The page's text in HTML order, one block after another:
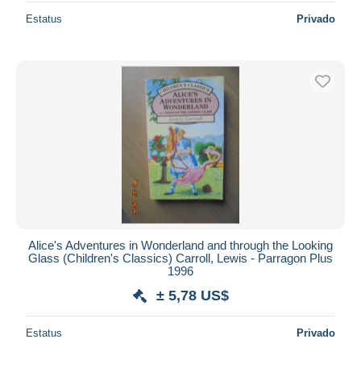
Estatus Privado
Alice's Adventures in Wonderland and through the Looking
Glass (Children's Classics) Carroll, Lewis - Parragon Plus
1996
± 5,78 US$
Estatus Privado